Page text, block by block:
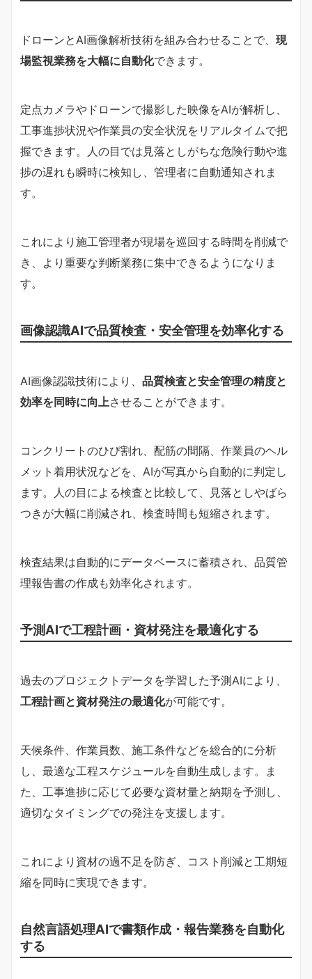
ドローンとAI画像解析技術を組み合わせることで、 現
場監視業務を大幅に自動化できます。
定点カメラやドローンで撮影した映像をAIが解析し、
工事進捗状況や作業員の安全状況をリアルタイムで把
握できます。人の目では見落としがちな危険行動や進
捗の遅れも瞬時に検知し、管理者に自動通知されま
す。
これにより施工管理者が現場を巡回する時間を削減で
き、より重要な判断業務に集中できるようになりま
す。
画像認識AIで品質検査・安全管理を効率化する
AI画像認識技術により、 品質検査と安全管理の精度と
効率を同時に向上させることができます。
コンクリートのひび割れ、配筋の間隔、作業員のヘル
メット着用状況などを、AIが写真から自動的に判定し
ます。人の目による検査と比較して、見落としやばら
つきが大幅に削減され、検査時間も短縮されます。
検査結果は自動的にデータベースに蓄積され、品質管
理報告書の作成も効率化されます。
予測AIで工程計画・資材発注を最適化する
過去のプロジェクトデータを学習した予測AIにより、
工程計画と資材発注の最適化が可能です。
天候条件、作業員数、施工条件などを総合的に分析
し、最適な工程スケジュールを自動生成します。ま
た、工事進捗に応じて必要な資材量と納期を予測し、
適切なタイミングでの発注を支援します。
これにより資材の過不足を防ぎ、コスト削減と工期短
縮を同時に実現できます。
自然言語処理AIで書類作成・報告業務を自動化
する